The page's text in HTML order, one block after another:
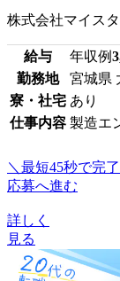
株式会社マイス
給与 年収例
勤務地
宮城県
寮・社宅 あり
仕事内容 製造エ
＼最短45秒で完
応募へ進む
詳しく
見る